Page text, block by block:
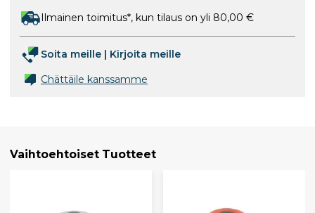
Ilmainen toimitus*, kun tilaus on yli 80,00 €
Soita meille | Kirjoita meille
Chättäile kanssamme
Vaihtoehtoiset Tuotteet